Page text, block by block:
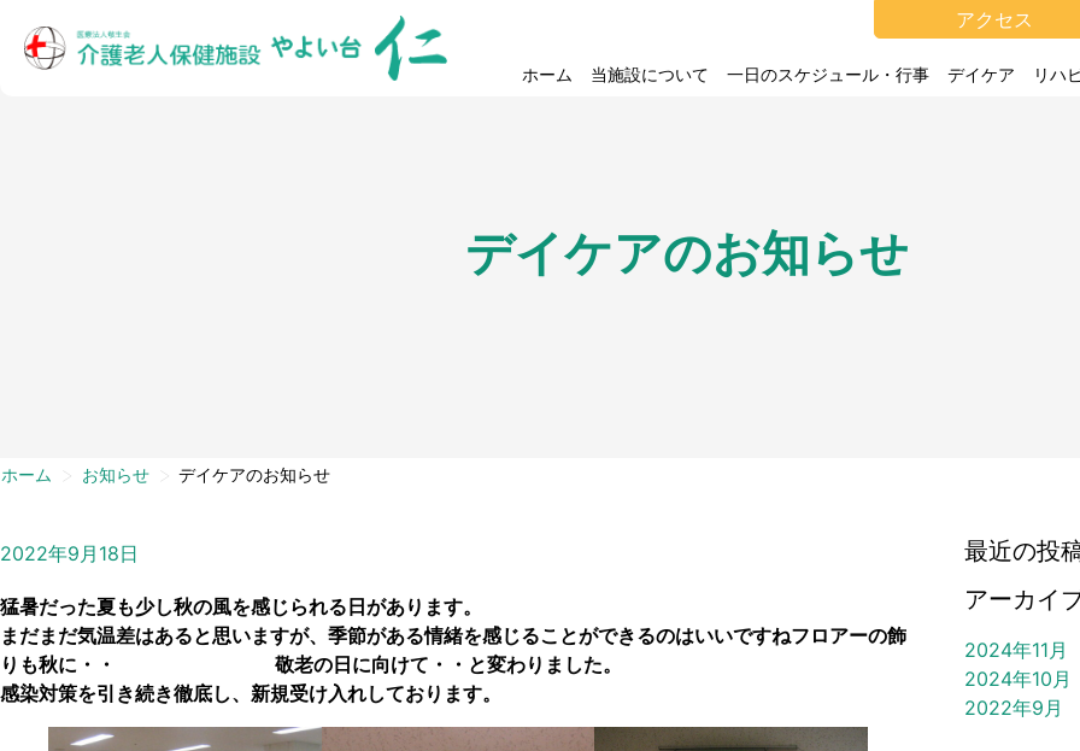
アクセス
ホーム 当施設について 一日のスケジュール・行事 デイケア リハ
デイケアのお知らせ
ホーム > お知らせ > デイケアのお知らせ
2022年9月18日
猛暑だった夏も少し秋の風を感じられる日があります。
まだまだ気温差はあると思いますが、季節がある情緒を感じることができるのはいいですねフロアーの飾
りも秋に・・ 敬老の日に向けて・・と変わりました。
感染対策を引き続き徹底し、新規受け入れしております。
最近の投
アーカイ
2024年11月
2024年10月
2022年9月